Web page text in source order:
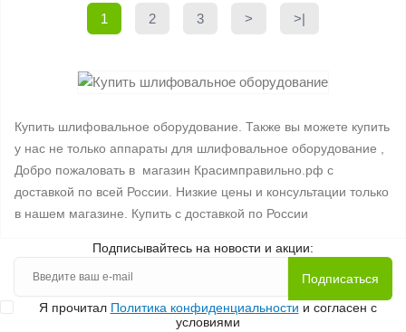
1 2 3 > >|
Купить шлифовальное оборудование. Также вы можете купить
у нас не только аппараты для шлифовальное оборудование ,
Добро пожаловать в магазин Красимправильно.рф с
доставкой по всей России. Низкие цены и консультации только
в нашем магазине. Купить с доставкой по России
Подписывайтесь на новости и акции:
Подписаться
Я прочитал Политика конфиденциальности и согласен с
условиями